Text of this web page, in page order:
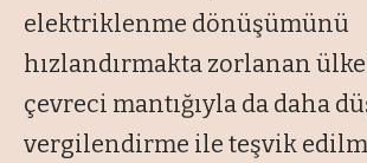
elektriklenme dönüşümünü
hızlandırmakta zorlanan
çevreci mantığıyla da daha
vergilendirme ile teşvik